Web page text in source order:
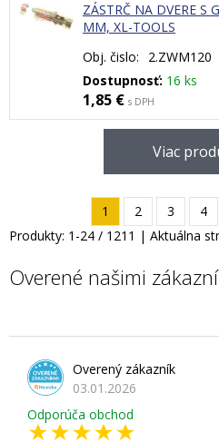
ZÁSTRČ NA DVERE S
MM, XL-TOOLS
Obj. čislo:
2.ZWM120
Dostupnosť: 16 ks
1,85 € s DPH
Viac
1 2 3 4
Produkty: 1 -24 / 1211 | Aktuálna
Overené našimi
Overený zákazník
03.01.2026
Odporúča obchod